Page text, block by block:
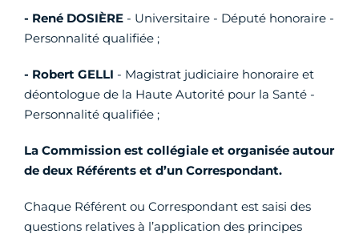
- René DOSIÈRE - Universitaire - Député honoraire -
Personnalité qualifiée ;
- Robert GELLI - Magistrat judiciaire honoraire et
déontologue de la Haute Autorité pour la Santé -
Personnalité qualifiée ;
La Commission est collégiale et organisée autour
de deux Référents et d’un Correspondant.
Chaque Référent ou Correspondant est saisi des
questions relatives à l’application des principes